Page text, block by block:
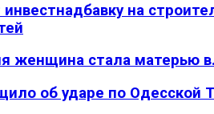
на
женщина стала матерью
об ударе по Одесской